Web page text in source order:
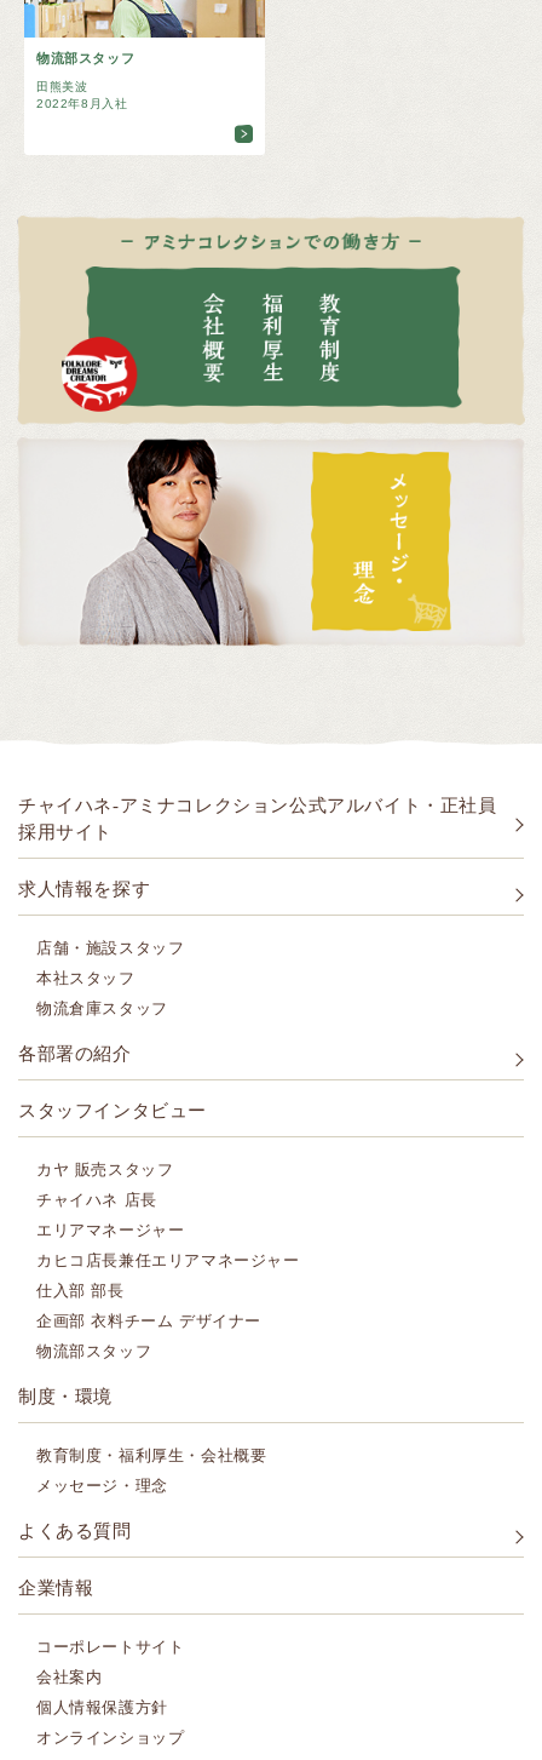
物流部スタッフ
田熊美波
2022年8月入社
チャイハネ-アミナコレクション公式アルバイト・正社員
採用サイト
求人情報を探す
店舗・施設スタッフ
本社スタッフ
物流倉庫スタッフ
各部署の紹介
スタッフインタビュー
カヤ 販売スタッフ
チャイハネ 店長
エリアマネージャー
カヒコ店長兼任エリアマネージャー
仕入部 部長
企画部 衣料チーム デザイナー
物流部スタッフ
制度・環境
教育制度・福利厚生・会社概要
メッセージ・理念
よくある質問
企業情報
コーポレートサイト
会社案内
個人情報保護方針
オンラインショップ